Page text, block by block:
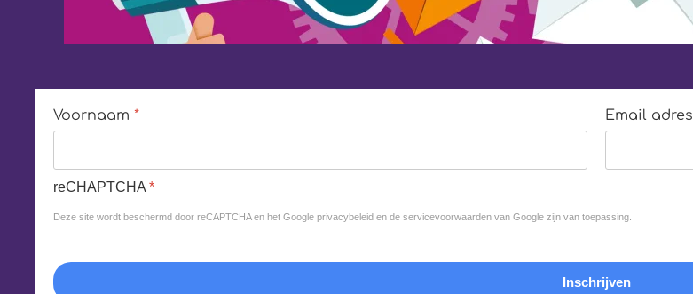
Voornaam * Email adres
reCHAPTCHA *
Deze site wordt beschermd door reCAPTCHA en het Google privacybeleid en de servicevoorwaarden van Google zijn van toepassing.
Inschrijven